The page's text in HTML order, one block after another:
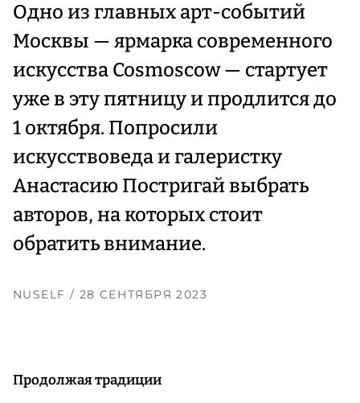
Одно из главных арт-событий
Москвы — ярмарка современного
искусства Cosmoscow — стартует
уже в эту пятницу и продлится до
1 октября. Попросили
искусствоведа и галеристку
Анастасию Постригай выбрать
авторов, на которых стоит
обратить внимание.
NUSELF / 28 СЕНТЯБРЯ 2023
Продолжая традиции